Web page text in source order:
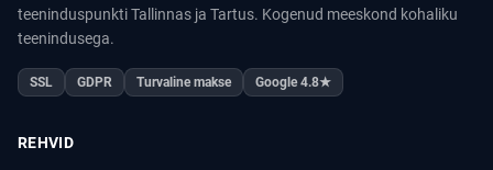
teeninduspunkti Tallinnas ja Tartus. Kogenud meeskond kohaliku
teenindusega.
SSL GDPR Turvaline makse Google 4.8★
REHVID